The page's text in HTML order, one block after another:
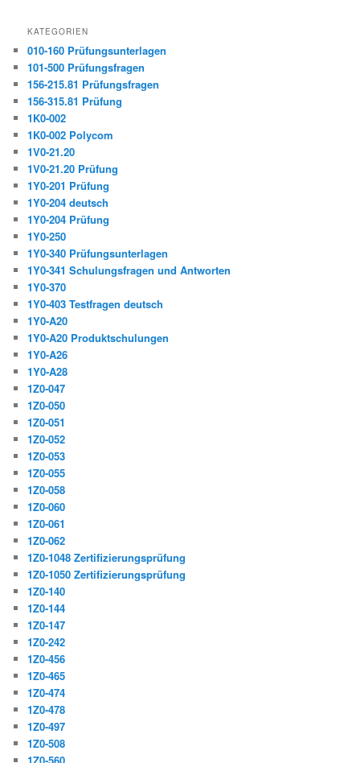
KATEGORIEN
010-160 Prüfungsunterlagen
101-500 Prüfungsfragen
156-215.81 Prüfungsfragen
156-315.81 Prüfung
1K0-002
1K0-002 Polycom
1V0-21.20
1V0-21.20 Prüfung
1Y0-201 Prüfung
1Y0-204 deutsch
1Y0-204 Prüfung
1Y0-250
1Y0-340 Prüfungsunterlagen
1Y0-341 Schulungsfragen und Antworten
1Y0-370
1Y0-403 Testfragen deutsch
1Y0-A20
1Y0-A20 Produktschulungen
1Y0-A26
1Y0-A28
1Z0-047
1Z0-050
1Z0-051
1Z0-052
1Z0-053
1Z0-055
1Z0-058
1Z0-060
1Z0-061
1Z0-062
1Z0-1048 Zertifizierungsprüfung
1Z0-1050 Zertifizierungsprüfung
1Z0-140
1Z0-144
1Z0-147
1Z0-242
1Z0-456
1Z0-465
1Z0-474
1Z0-478
1Z0-497
1Z0-508